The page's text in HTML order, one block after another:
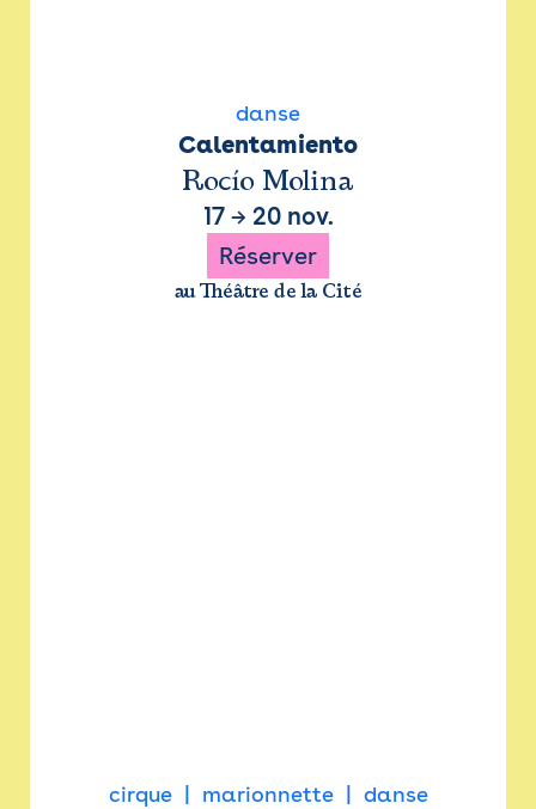
danse
Calentamiento
Rocío Molina
17→ 20 nov.
Réserver
au Théâtre de la Cité
cirque marionnette danse